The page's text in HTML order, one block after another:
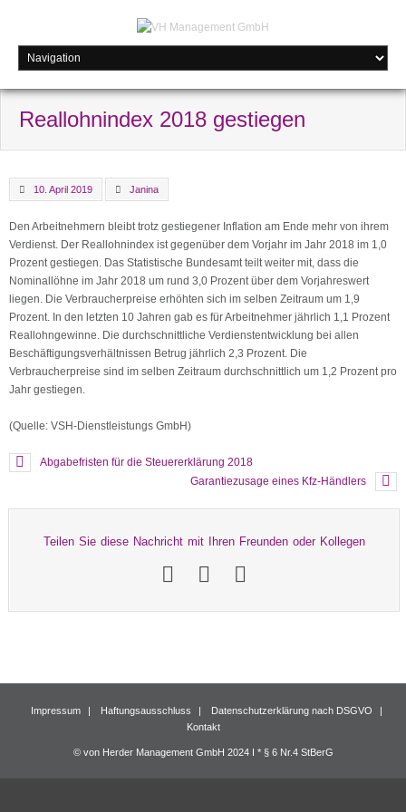
Reallohnindex 2018 gestiegen
10. April 2019 Janina
Den Arbeitnehmern bleibt trotz gestiegener Inflation am Ende mehr von ihrem
Verdienst. Der Reallohnindex ist gegenüber dem Vorjahr im Jahr 2018 im 1,0
Prozent gestiegen. Das Statistische Bundesamt teilt weiter mit, dass die
Nominallöhne im Jahr 2018 um rund 3,0 Prozent über dem Vorjahreswert
liegen. Die Verbraucherpreise erhöhten sich im selben Zeitraum um 1,9
Prozent. In den letzten 10 Jahren gab es für Arbeitnehmer jährlich 1,1 Prozent
Reallohngewinne. Die durchschnittliche Verdienstentwicklung bei allen
Beschäftigungsverhältnissen Betrug jährlich 2,3 Prozent. Die
Verbraucherpreise sind im selben Zeitraum durchschnittlich um 1,2 Prozent pro
Jahr gestiegen.
(Quelle: VSH-Dienstleistungs GmbH)
Abgabefristen für die Steuererklärung 2018
Garantiezusage eines Kfz-Händlers
Teilen Sie diese Nachricht mit Ihren Freunden oder Kollegen
Impressum Haftungsausschluss
Datenschutzerklärung nach DSGVO
Kontakt
© von Herder Management GmbH 2024 I * § 6 Nr.4 StBerG